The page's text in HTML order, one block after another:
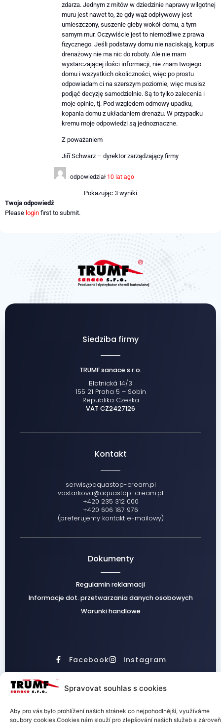
Spravovat souhlas s cookies
Aby pro vás bylo prohlížení našich stránek co nejpohodlnější, využíváme
soubory cookies.Cookies nám slouží pro zlepšování našich služeb a zároveň
zdarza. Jednym z mitów w dziedzinie naprawy wilgotnej
muru jest nawet to, że gdy wąż odpływowy jest
umieszczony, suszenie gleby wokół domu, a tym
samym mur. Oczywiście jest to niemożliwe z prawa
fizycznego. Jeśli podstawy domu nie naciskają, korpus
drenażowy nie ma nic do roboty. Ale nie mam
wystarczającej ilości informacji, nie znam twojego
domu i wszystkich okoliczności, więc po prostu
odpowiadam ci na szerszym poziomie, więc musisz
podjąć decyzję samodzielnie. Są to tylko zalecenia i
moje opinie, tj. Pod względem odmowy upadku,
kopania domu z układaniem drenażu. W przypadku
kremu moje odpowiedzi są jednoznaczne.
Z poważaniem
Jiří Schwarz – dyrektor zarządzający firmy
odpowiedział 10 lat ago
Pokazując 3 wyniki
Twoja odpowiedź
Please login first to submit.
Siedziba firmy
TRUMF sanace s.r.o.
Blatnická 14/3
155 21 Praha 5 – Sobín
Republika Czeska
VAT CZ2427126
Kontakt
serwis@aquastop-cream.pl
vostarkova@aquastop-cream.pl
+420 235 312 000
+420 606 187 976
(preferujemy kontakt e-mailowy)
Dokumenty
Regulamin reklamacji
Informacje dot. przetwarzania danych osobowych
Warunki handlowe
Facebook Instagram
TRUMF sanace s.r.o.